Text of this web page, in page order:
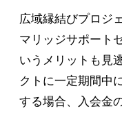
広域縁結びプロジ
マリッジサポート
いうメリットも見
クトに一定期間中
する場合、入会金